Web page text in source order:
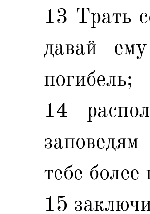
13 Трать
давай
погибель;
14
тебе
15